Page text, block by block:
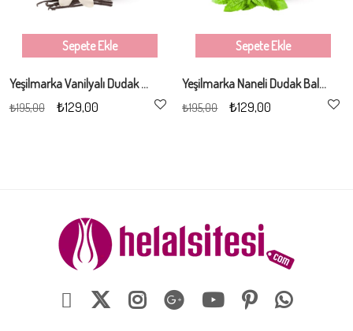
Yeşilmarka Vanilyalı Dudak Balmı
₺129,00
₺195,00
Sepete Ekle
Yeşilmarka Naneli Dudak Balmı
₺129,00
₺195,00
Sepete Ekle